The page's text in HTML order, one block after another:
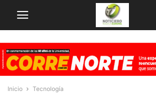
Inicio Tecnología